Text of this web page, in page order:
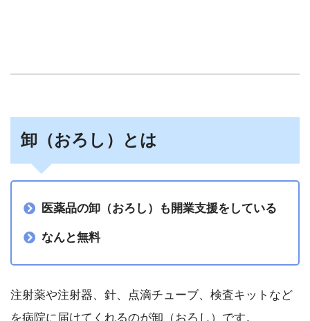
卸（おろし）とは
医薬品の卸（おろし）も開業支援をしている
なんと無料
注射薬や注射器、針、点滴チューブ、検査キットなど
を病院に届けてくれるのが卸（おろし）です。